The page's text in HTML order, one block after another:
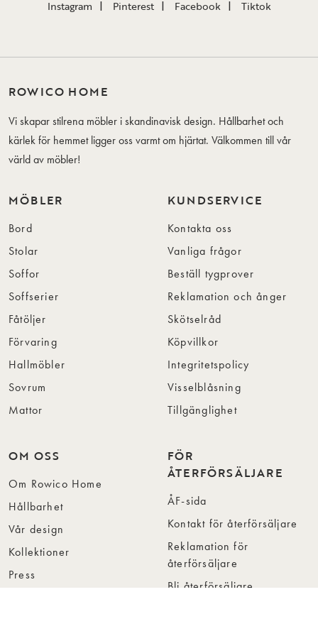
Instagram Pinterest Facebook Tiktok
ROWICO HOME
Vi skapar stilrena möbler i skandinavisk design. Hållbarhet och
kärlek för hemmet ligger oss varmt om hjärtat. Välkommen till vår
värld av möbler!
MÖBLER
Bord
Stolar
Soffor
Soffserier
Fåtöljer
Förvaring
Hallmöbler
Sovrum
Mattor
KUNDSERVICE
Kontakta oss
Vanliga frågor
Beställ tygprover
Reklamation och ånger
Skötselråd
Köpvillkor
Integritetspolicy
Visselblåsning
Tillgänglighet
OM OSS
Om Rowico Home
Hållbarhet
Vår design
Kollektioner
Press
FÖR
ÅTERFÖRSÄLJARE
ÅF-sida
Kontakt för återförsäljare
Reklamation för
återförsäljare
Bli återförsäljare